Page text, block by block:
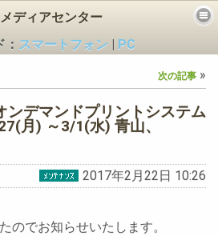
ディアセンター
スマートフォン
PC
次の記事 »
ンデマンドプリントシステム
月) ～3/1(水) 青山、
2017年2月22日 10:26
のでお知らせいたします。